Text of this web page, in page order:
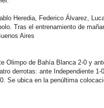
Heredia, Federico Álvarez,
Tras el entrenamiento de
Aires
Olimpo de Bahía Blanca 2-0 y
derrotas: ante Independiente
Se ubica en la penúltima